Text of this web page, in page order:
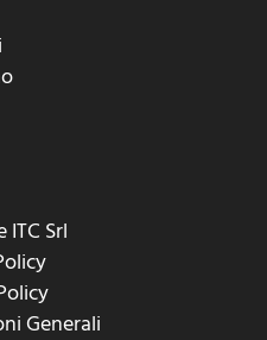
ITC Srl
Generali